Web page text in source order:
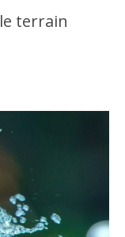
terrain